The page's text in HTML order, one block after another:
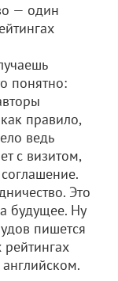
— один
понятно:
правило,
ведь
с визитом,
Это
будущее. Ну
пишется